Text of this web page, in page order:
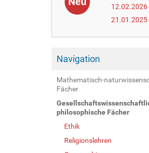
12.02.2026
21.01.2025
Navigation
Mathematisch-
Fächer
philosophische Fächer
Ethik
Religionslehren